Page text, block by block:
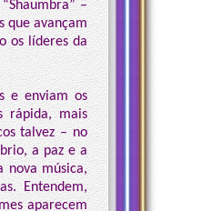
–
que avançam
os líderes da
e enviam os
rápida, mais
talvez – no
a paz e a
nova música,
Entendem,
aparecem